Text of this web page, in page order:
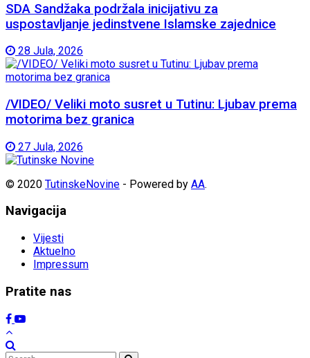
SDA Sandžaka podržala inicijativu za
uspostavljanje jedinstvene Islamske zajednice
28 Jula, 2026
/VIDEO/ Veliki moto susret u Tutinu: Ljubav prema
motorima bez granica
27 Jula, 2026
© 2020 TutinskeNovine - Powered by AA.
Navigacija
Vijesti
Aktuelno
Impressum
Pratite nas